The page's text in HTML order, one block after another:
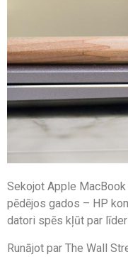
Sekojot Apple
pēdējos gados – HP
datori spēs kļūt par
Runājot par The Wall